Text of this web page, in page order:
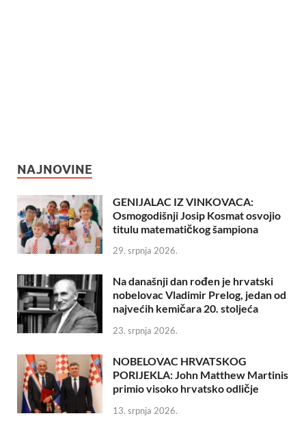
NAJNOVINE
GENIJALAC IZ VINKOVACA:
Osmogodišnji Josip Kosmat osvojio
titulu matematičkog šampiona
29. srpnja 2026.
Na današnji dan rođen je hrvatski
nobelovac Vladimir Prelog, jedan od
najvećih kemičara 20. stoljeća
23. srpnja 2026.
NOBELOVAC HRVATSKOG
PORIJEKLA: John Matthew Martinis
primio visoko hrvatsko odličje
13. srpnja 2026.